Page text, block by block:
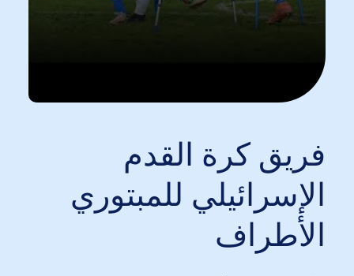
فريق كرة القدم
الإسرائيلي للمبتوري
الأطراف